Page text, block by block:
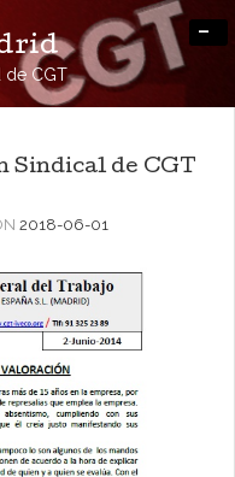
de CGT
-
Sindical de CGT
2018-06-01